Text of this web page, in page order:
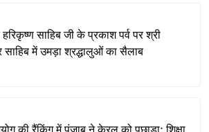
साहिब जी के प्रकाश पर्व पर श्री
साहिब में उमड़ा श्रद्धालुओं का सैलाब